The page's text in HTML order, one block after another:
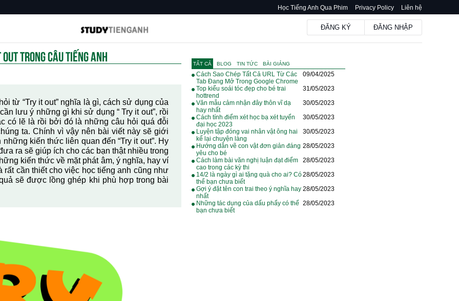
Học Tiếng Anh Qua Phim Privacy Policy Liên hệ
ĐĂNG KÝ ĐĂNG NHẬP
TRONG CÂU TIẾNG ANH
từ “Try it out” nghĩa là gì, cách sử dụng của
lưu ý những gì khi sử dụng “ Try it out”, rồi
có lẽ là rồi bởi đó là những câu hỏi quá đỗi
ta. Chính vì vậy nên bài viết này sẽ giới
kiến thức liên quan đến “Try it out”. Hy
ra sẽ giúp ích cho các bạn thật nhiều trong
kiến thức về mặt phát âm, ý nghĩa, hay ví
cần thiết cho việc học tiếng anh cũng như
sẽ được lồng ghép khi phù hợp trong bài
TẤT CẢ BLOG TIN TỨC BÀI GIẢNG
Cách Sao Chép Tất Cả URL Từ Các
Tab Đang Mở Trong Google Chrome
09/04/2025
Top kiểu soái tóc đẹp cho bé trai
hottrend
31/05/2023
Văn mẫu cảm nhận đây thôn vĩ dạ
hay nhất
30/05/2023
Cách tính điểm xét học bạ xét tuyển
đại học 2023
30/05/2023
Luyện tập đóng vai nhân vật ông hai
kể lại chuyện làng
30/05/2023
Hướng dẫn vẽ con vật đơn giản đáng
yêu cho bé
28/05/2023
Cách làm bài văn nghị luận đạt điểm
cao trong các kỳ thi
28/05/2023
14/2 là ngày gì ai tặng quà cho ai? Có
thể bạn chưa biết
28/05/2023
Gợi ý đặt tên con trai theo ý nghĩa hay
nhất
28/05/2023
Những tác dụng của dấu phẩy có thể
bạn chưa biết
28/05/2023